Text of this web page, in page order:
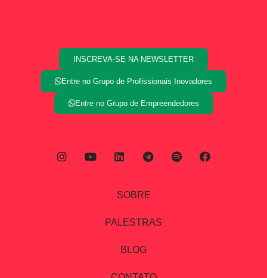
INSCREVA-SE NA NEWSLETTER
Entre no Grupo de Profissionais Inovadores
Entre no Grupo de Empreendedores
SOBRE
PALESTRAS
BLOG